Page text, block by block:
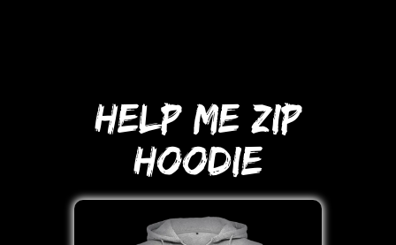
HELP ME ZIP
HooDIE